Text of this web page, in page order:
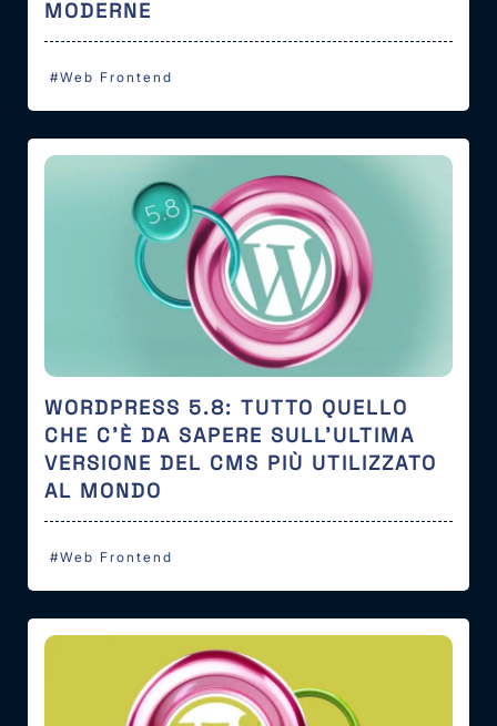
MODERNE
#Web Frontend
WORDPRESS 5.8: TUTTO QUELLO
CHE C’È DA SAPERE SULL’ULTIMA
VERSIONE DEL CMS PIÙ UTILIZZATO
AL MONDO
#Web Frontend